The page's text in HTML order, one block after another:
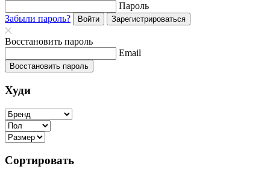
Пароль
Забыли пароль?
Войти Зарегистрироваться
Восстановить пароль
Email
Восстановить пароль
Худи
Сортировать